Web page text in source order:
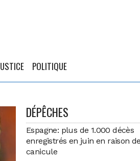
POLITIQUE
DÉPÊCHES
Espagne: plus de 1.000 décès
enregistrés en juin en raison
canicule